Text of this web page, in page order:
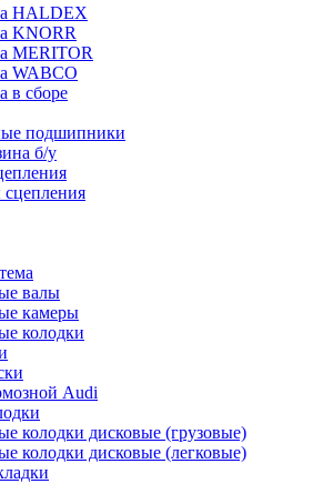
HALDEX
KNORR
MERITOR
WABCO
в сборе
подшипники
б/у
валы
камеры
колодки
Audi
колодки дисковые (грузовые)
колодки дисковые (легковые)